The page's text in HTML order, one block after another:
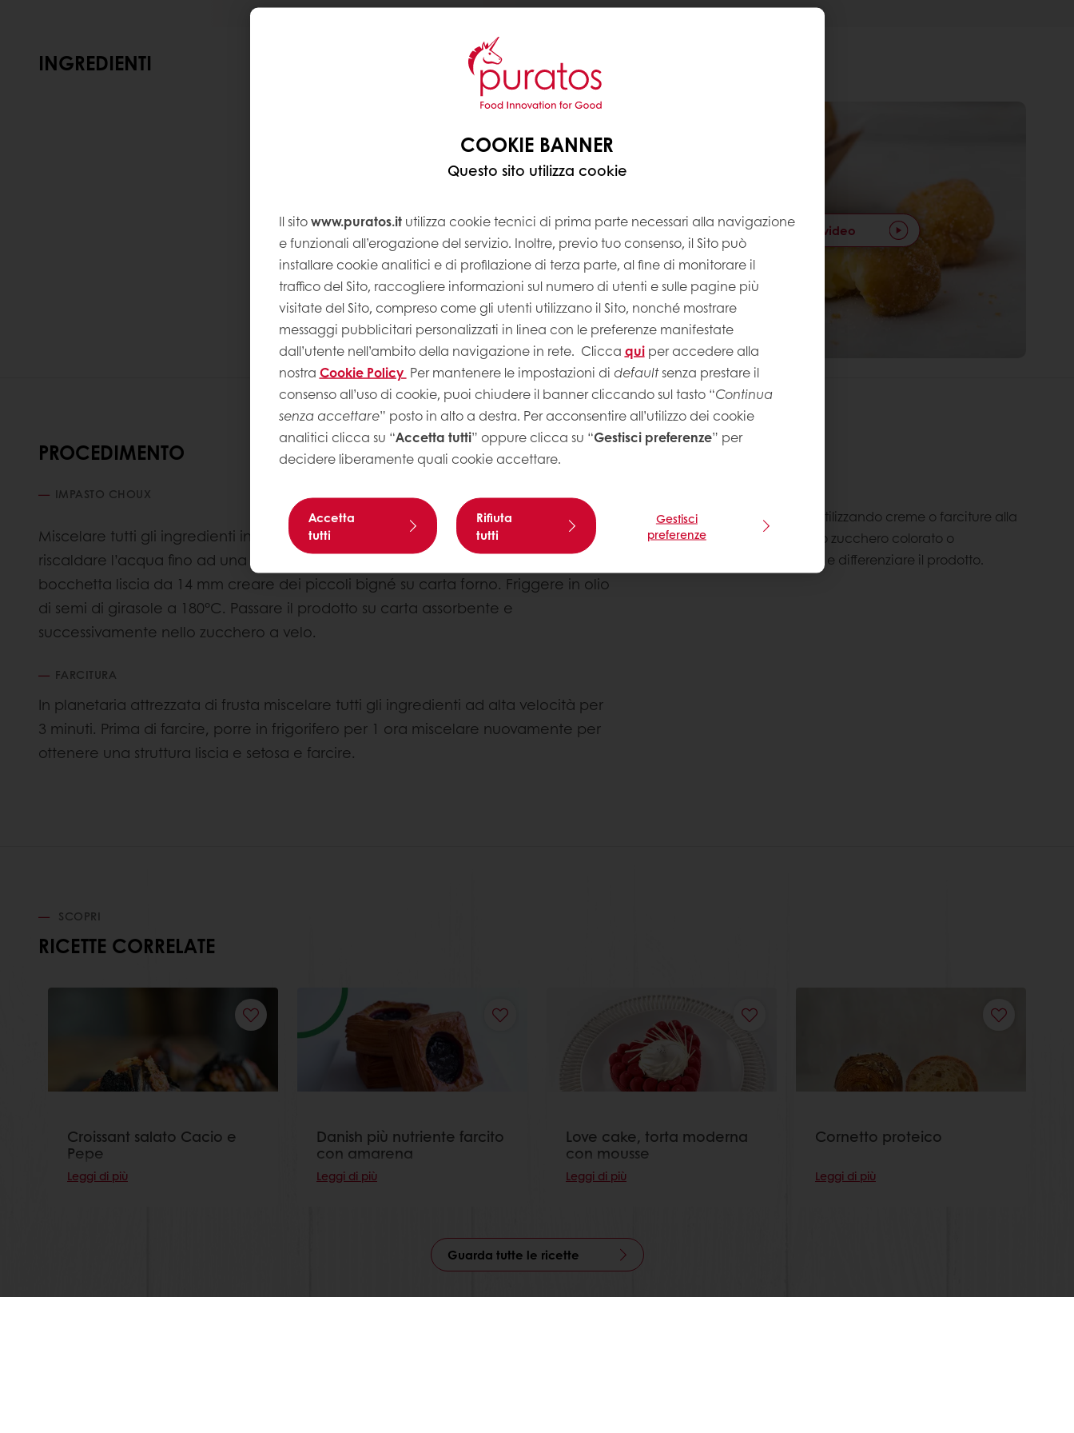
INGREDIENTI
Guarda il video
PROCEDIMENTO
IMPASTO CHOUX
Miscelare tutti gli ingredienti in planetaria attrezzata di foglia avendo cura di
riscaldare l’acqua fino ad una temperatura di 50°C. Con una sac-à-poche a
bocchetta liscia da 14 mm creare dei piccoli bigné su carta forno. Friggere in olio
di semi di girasole a 180°C. Passare il prodotto su carta assorbente e
successivamente nello zucchero a velo.
FARCITURA
In planetaria attrezzata di frusta miscelare tutti gli ingredienti ad alta velocità per
3 minuti. Prima di farcire, porre in frigorifero per 1 ora miscelare nuovamente per
ottenere una struttura liscia e setosa e farcire.
Suggerimenti
Puoi farcire i tortelli a piacere, utilizzando creme o farciture alla
frutta. Inoltre puoi utilizzare dello zucchero colorato o
aromatizzato per caratterizzare e differenziare il prodotto.
SCOPRI
RICETTE CORRELATE
Croissant salato Cacio e
Pepe
Leggi di più
Danish più nutriente farcito
con amarena
Leggi di più
Love cake, torta moderna
con mousse
Leggi di più
Cornetto proteico
Leggi di più
Guarda tutte le ricette
COOKIE BANNER
Questo sito utilizza cookie
Il sitowww.puratos.itutilizza cookie tecnici di prima parte necessari alla navigazione
e funzionali all’erogazione del servizio. Inoltre, previo tuo consenso, il Sito può
installare cookie analitici e di profilazione di terza parte, al fine di monitorare il
traffico del Sito, raccogliere informazioni sul numero di utenti e sulle pagine più
visitate del Sito, compreso come gli utenti utilizzano il Sito, nonché mostrare
messaggi pubblicitari personalizzati in linea con le preferenze manifestate
dall’utente nell’ambito della navigazione in rete. Clicca quiper accedere alla
nostra Cookie Policy Per mantenere le impostazioni di defaultsenza prestare il
consenso all’uso di cookie, puoi chiudere il banner cliccando sul tasto “Continua
senza accettare” posto in alto a destra. Per acconsentire all’utilizzo dei cookie
analitici clicca su “Accetta tutti” oppure clicca su “Gestisci preferenze” per
decidere liberamente quali cookie accettare.
Accetta
tutti
Rifiuta
tutti
Gestisci
preferenze